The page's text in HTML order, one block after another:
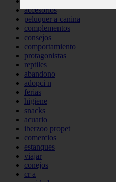
accesorios
peluquer a canina
complementos
consejos
comportamiento
protagonistas
reptiles
abandono
adopci n
ferias
higiene
snacks
acuario
iberzoo propet
comercios
estanques
viajar
conejos
cr a